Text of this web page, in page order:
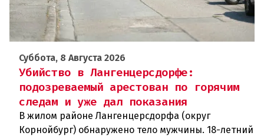
Суббота, 8 Августа 2026
Убийство в Лангенцерсдорфе:
подозреваемый арестован по горячим
следам и уже дал показания
В жилом районе Лангенцерсдорфа (округ
Корнойбург) обнаружено тело мужчины. 18-летний